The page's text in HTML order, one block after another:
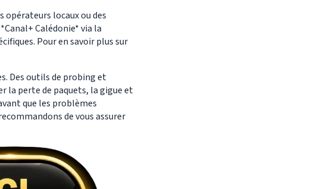
opérateurs locaux ou des
Calédonie* via la
Pour en savoir plus sur
Des outils de probing et
la perte de paquets, la gigue et
que les problèmes
de vous assurer